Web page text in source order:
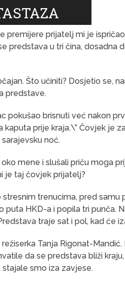
premijere prijatelj mi je
predstava u tri čina, dosadna
Što učiniti? Dosjetio se,
predstave.
pokušao brisnuti već nakon
kaputa prije kraja.\” Čovjek je
noć.
mene i slušali priču moga
je taj čovjek prijatelj?
stresnim trenucima, pred
puta HKD-a i popila tri punča.
traje sat i pol, kad će
Tanja Rigonat-
da se predstava bliži
stajale smo iza zavjese.